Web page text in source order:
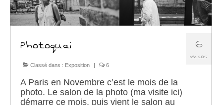
6
DÉC 2015
Photoquai
Classé dans : Exposition | 6
A Paris en Novembre c’est le mois de la
photo. Le salon de la photo (ma visite ici)
démarre ce mois, puis vient le salon au